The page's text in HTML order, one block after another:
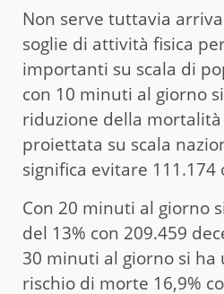
Non serve tuttavia
soglie di attività fisica
importanti su scala di
con 10 minuti al giorno
riduzione della mortalità
proiettata su scala
significa evitare 111.174
Con 20 minuti al giorno
del 13% con 209.459
30 minuti al giorno si ha
rischio di morte 16,9%